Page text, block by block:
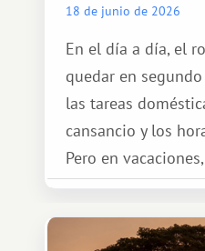
18 de junio de 2026
En el día a día, el
quedar en
las tareas
cansancio y los
Pero en
espacio para dos y
especial por tu
qué ser algo